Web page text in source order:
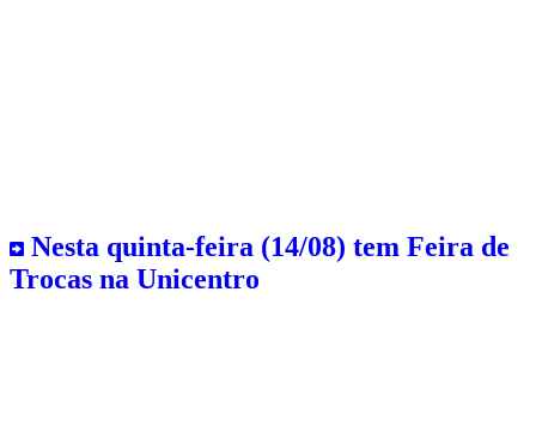
Nesta quinta-feira (14/08) tem Feira de
Trocas na Unicentro